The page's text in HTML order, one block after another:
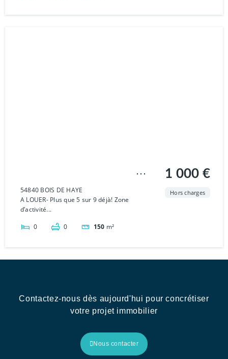
Haye 150 m2 – 300m2
54840 BOIS DE HAYE
A LOUER- Plus que 5 sur 9 déjà! Zone
d’activité...
0
0 150 m²
1 000 €
Hors charges
Contactez-nous dès aujourd'hui pour concrétiser
votre projet immobilier
Nous contacter